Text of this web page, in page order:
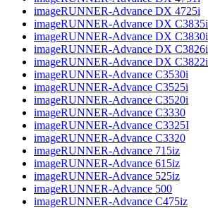
imageRUNNER-Advance DX 4725i
imageRUNNER-Advance DX C3835i
imageRUNNER-Advance DX C3830i
imageRUNNER-Advance DX C3826i
imageRUNNER-Advance DX C3822i
imageRUNNER-Advance C3530i
imageRUNNER-Advance C3525i
imageRUNNER-Advance C3520i
imageRUNNER-Advance C3330
imageRUNNER-Advance C3325I
imageRUNNER-Advance C3320
imageRUNNER-Advance 715iz
imageRUNNER-Advance 615iz
imageRUNNER-Advance 525iz
imageRUNNER-Advance 500
imageRUNNER-Advance C475iz